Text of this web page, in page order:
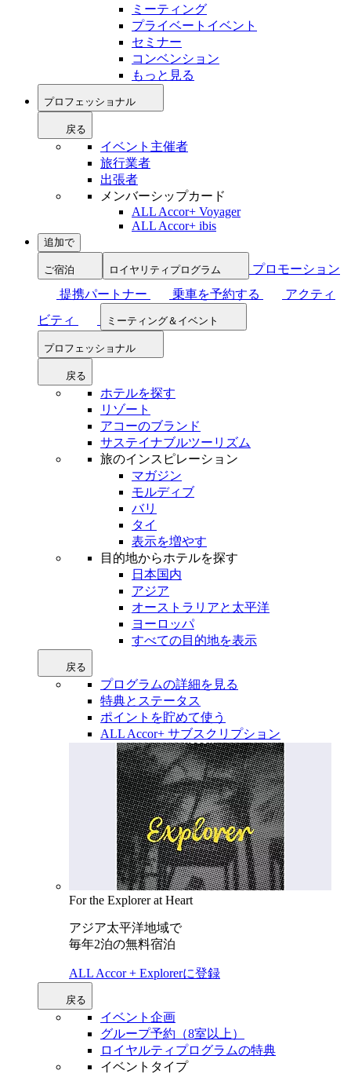
ミーティング
プライベートイベント
セミナー
コンベンション
もっと見る
プロフェッショナル
戻る
イベント主催者
旅行業者
出張者
メンバーシップカード
ALL Accor+ Voyager
ALL Accor+ ibis
追加で
ご宿泊 ロイヤリティプログラム
プロモーション
提携パートナー
乗車を予約する
アクティ
ビティ
ミーティング＆イベント
プロフェッショナル
戻る
ホテルを探す
リゾート
アコーのブランド
サステイナブルツーリズム
旅のインスピレーション
マガジン
モルディブ
バリ
タイ
表示を増やす
目的地からホテルを探す
日本国内
アジア
オーストラリアと太平洋
ヨーロッパ
すべての目的地を表示
戻る
プログラムの詳細を見る
特典とステータス
ポイントを貯めて使う
ALL Accor+ サブスクリプション
For the Explorer at Heart
アジア太平洋地域で
毎年2泊の無料宿泊
ALL Accor + Explorerに登録
戻る
イベント企画
グループ予約（8室以上）
ロイヤルティプログラムの特典
イベントタイプ